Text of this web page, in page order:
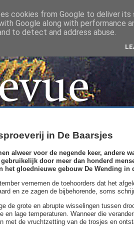
in De Baarsjes
alweer voor de negende keer, andere
door meer dan honderd
het gloednieuwe gebouw De Wending in
vernemen de toehoorders dat het
en ze zagen de bijbehorende, soms
de grote en abrupte wisselingen tussen
en lage temperaturen. Wanneer die
met de vruchtzetting van de trosjes en
cookies from Google to deliver
Google along with performance
to detect and address abuse.